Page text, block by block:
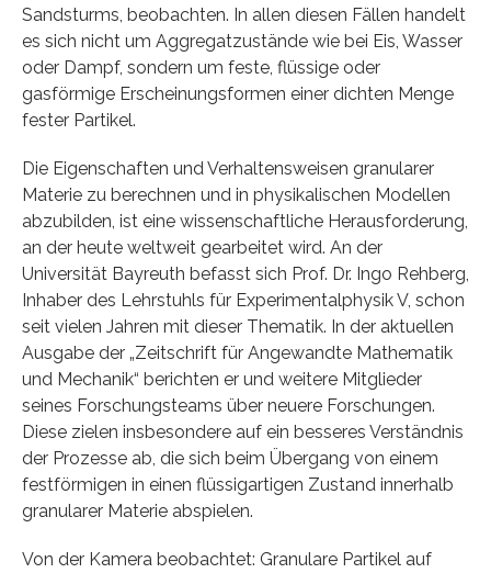
Sandsturms, beobachten. In allen diesen Fällen handelt
es sich nicht um Aggregatzustände wie bei Eis, Wasser
oder Dampf, sondern um feste, flüssige oder
gasförmige Erscheinungsformen einer dichten Menge
fester Partikel.
Die Eigenschaften und Verhaltensweisen granularer
Materie zu berechnen und in physikalischen Modellen
abzubilden, ist eine wissenschaftliche Herausforderung,
an der heute weltweit gearbeitet wird. An der
Universität Bayreuth befasst sich Prof. Dr. Ingo Rehberg,
Inhaber des Lehrstuhls für Experimentalphysik V, schon
seit vielen Jahren mit dieser Thematik. In der aktuellen
Ausgabe der „Zeitschrift für Angewandte Mathematik
und Mechanik“ berichten er und weitere Mitglieder
seines Forschungsteams über neuere Forschungen.
Diese zielen insbesondere auf ein besseres Verständnis
der Prozesse ab, die sich beim Übergang von einem
festförmigen in einen flüssigartigen Zustand innerhalb
granularer Materie abspielen.
Von der Kamera beobachtet: Granulare Partikel auf